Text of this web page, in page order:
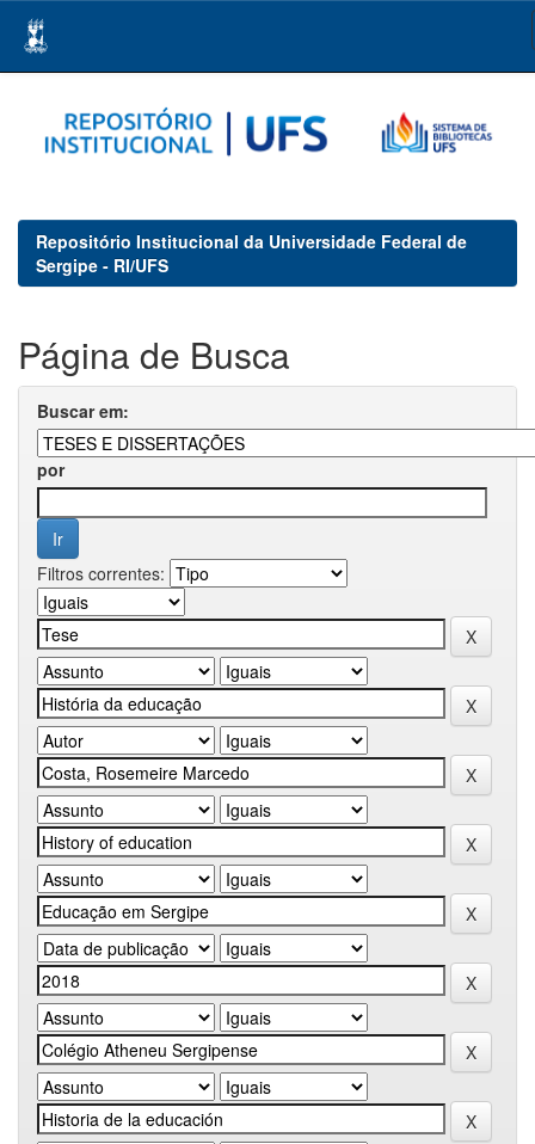
navigation
Repositório Institucional da Universidade Federal de
Sergipe - RI/UFS
Página de Busca
Buscar em:
por
Filtros correntes: